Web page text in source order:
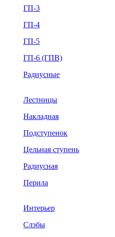
ГП-3
ГП-4
ГП-5
ГП-6 (ГПВ)
Радиусные
Лестницы
Накладная
Подступенок
Цельная ступень
Радиусная
Перила
Интерьер
Слэбы